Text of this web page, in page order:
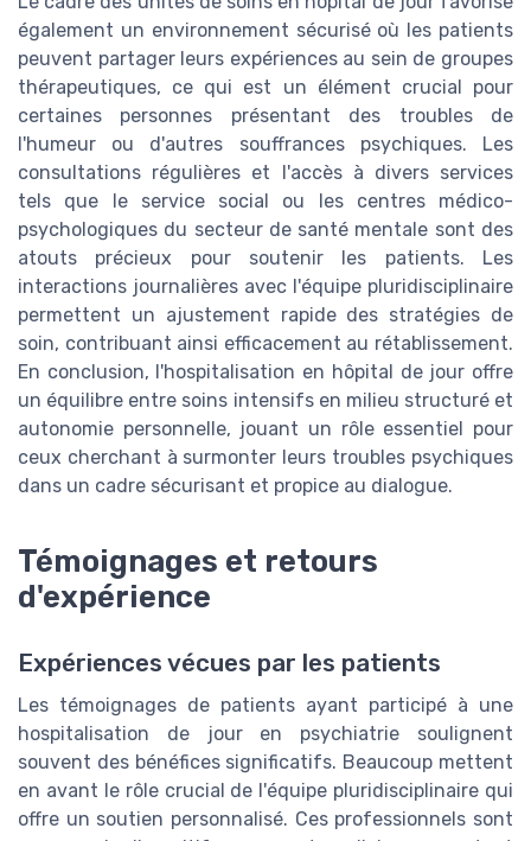
également un environnement sécurisé où les patients
peuvent partager leurs expériences au sein de groupes
thérapeutiques, ce qui est un élément crucial pour
certaines personnes présentant des troubles de
l'humeur ou d'autres souffrances psychiques. Les
consultations régulières et l'accès à divers services
tels que le service social ou les centres médico-
psychologiques du secteur de santé mentale sont des
atouts précieux pour soutenir les patients. Les
interactions journalières avec l'équipe pluridisciplinaire
permettent un ajustement rapide des stratégies de
soin, contribuant ainsi efficacement au rétablissement.
En conclusion, l'hospitalisation en hôpital de jour offre
un équilibre entre soins intensifs en milieu structuré et
autonomie personnelle, jouant un rôle essentiel pour
ceux cherchant à surmonter leurs troubles psychiques
dans un cadre sécurisant et propice au dialogue.
Témoignages et retours
d'expérience
Expériences vécues par les patients
Les témoignages de patients ayant participé à une
hospitalisation de jour en psychiatrie soulignent
souvent des bénéfices significatifs. Beaucoup mettent
en avant le rôle crucial de l'équipe pluridisciplinaire qui
offre un soutien personnalisé. Ces professionnels sont